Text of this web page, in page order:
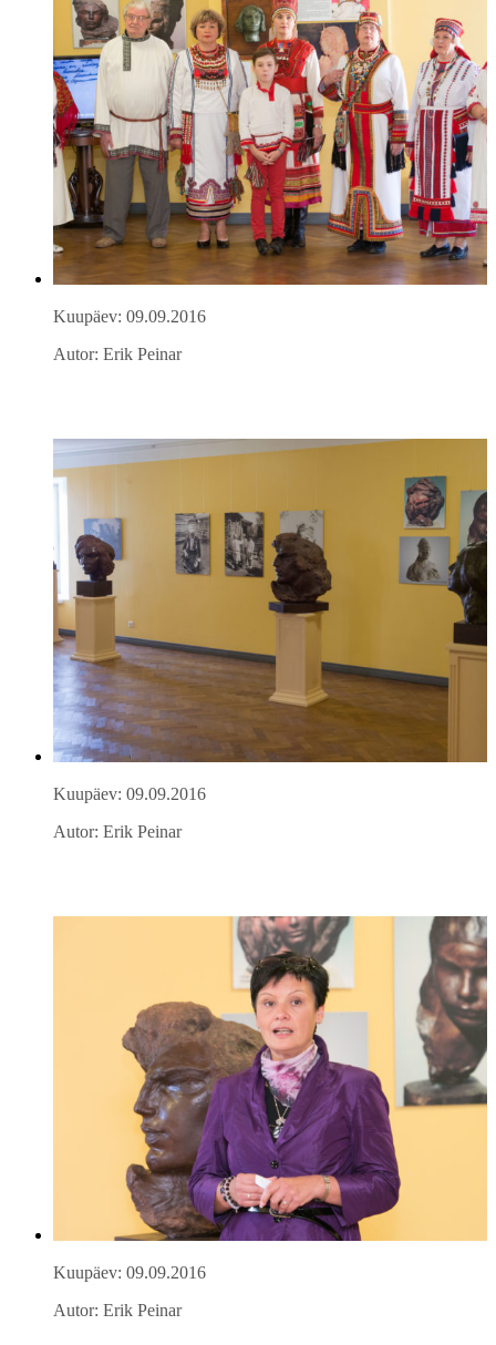
Kuupäev: 09.09.2016
Autor: Erik Peinar
Kuupäev: 09.09.2016
Autor: Erik Peinar
Kuupäev: 09.09.2016
Autor: Erik Peinar